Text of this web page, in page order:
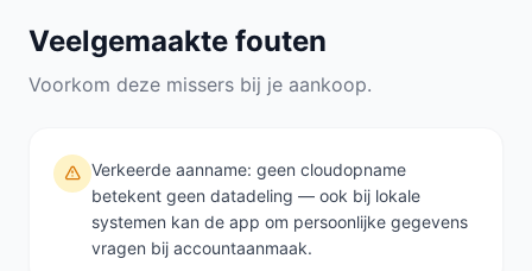
Veelgemaakte fouten
Voorkom deze missers bij je aankoop.
Verkeerde aanname: geen cloudopname
betekent geen datadeling — ook bij lokale
systemen kan de app om persoonlijke gegevens
vragen bij accountaanmaak.